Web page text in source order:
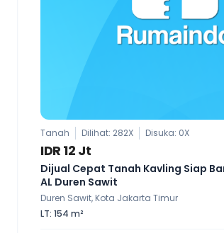
Tanah Dilihat: 282X Disuka: 0X
IDR 12 Jt
Dijual Cepat Tanah Kavling Siap
AL Duren Sawit
Duren Sawit, Kota Jakarta Timur
LT: 154 m²